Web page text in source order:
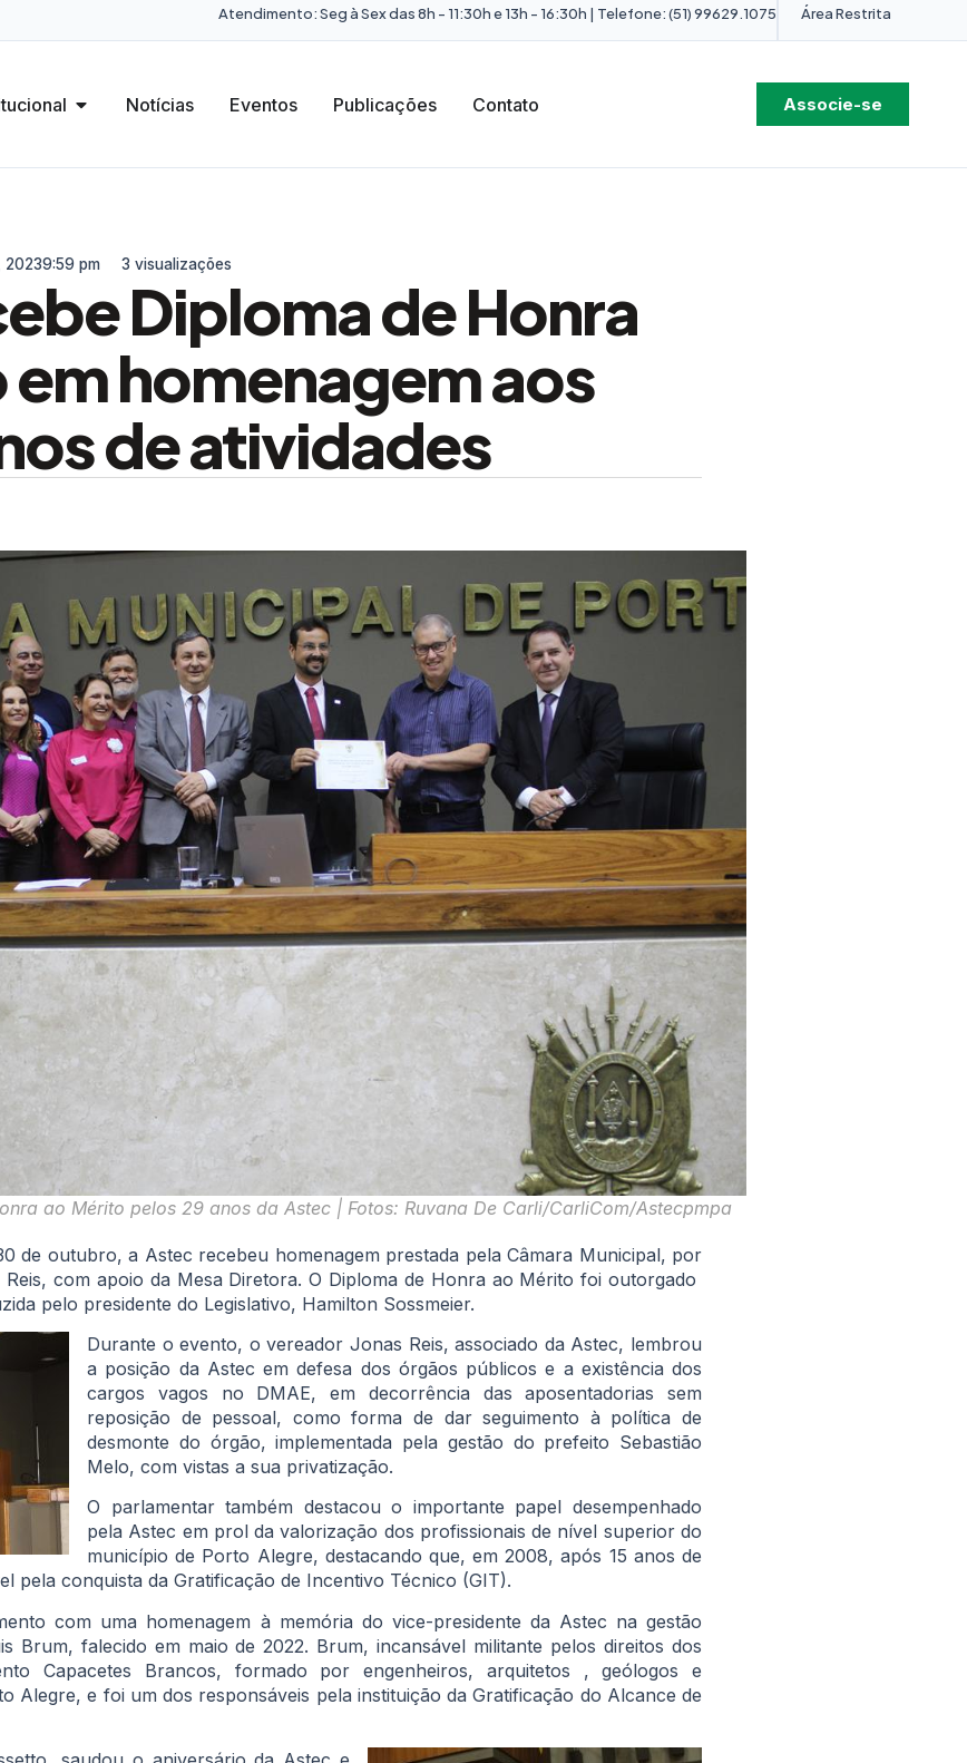
Atendimento: Seg à Sex das 8h - 11:30h e 13h - 16:30h | Telefone: (51) 99629.1075 Área Restrita
Notícias Eventos Publicações Contato Associe-se
20239:59 pm 3 visualizações
Diploma de Honra
homenagem aos
de atividades
ao Mérito pelos 29 anos da Astec | Fotos: Ruvana De Carli/CarliCom/Astecpmpa
de outubro, a Astec recebeu homenagem prestada pela Câmara Municipal, por
com apoio da Mesa Diretora. O Diploma de Honra ao Mérito foi outorgado
pelo presidente do Legislativo, Hamilton Sossmeier.
Durante o evento, o vereador Jonas Reis, associado da Astec, lembrou
a posição da Astec em defesa dos órgãos públicos e a existência dos
cargos vagos no DMAE, em decorrência das aposentadorias sem
reposição de pessoal, como forma de dar seguimento à política de
desmonte do órgão, implementada pela gestão do prefeito Sebastião
Melo, com vistas a sua privatização.
O parlamentar também destacou o importante papel desempenhado
pela Astec em prol da valorização dos profissionais de nível superior do
município de Porto Alegre, destacando que, em 2008, após 15 anos de
pela conquista da Gratificação de Incentivo Técnico (GIT).
com uma homenagem à memória do vice-presidente da Astec na gestão
Brum, falecido em maio de 2022. Brum, incansável militante pelos direitos dos
Capacetes Brancos, formado por engenheiros, arquitetos , geólogos e
Alegre, e foi um dos responsáveis pela instituição da Gratificação do Alcance de